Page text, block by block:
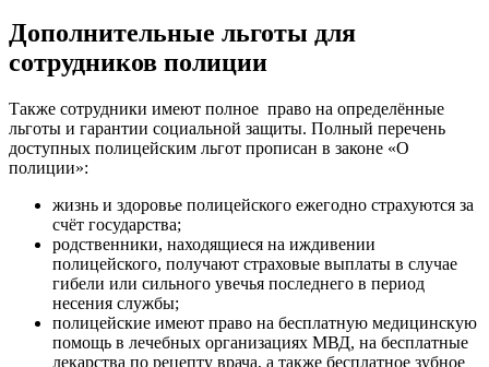
Дополнительные льготы для
сотрудников полиции
Также сотрудники имеют полное право на определённые
льготы и гарантии социальной защиты. Полный перечень
доступных полицейским льгот прописан в законе «О
полиции»:
жизнь и здоровье полицейского ежегодно страхуются за
счёт государства;
родственники, находящиеся на иждивении
полицейского, получают страховые выплаты в случае
гибели или сильного увечья последнего в период
несения службы;
полицейские имеют право на бесплатную медицинскую
помощь в лечебных организациях МВД, на бесплатные
лекарства по рецепту врача, а также бесплатное зубное